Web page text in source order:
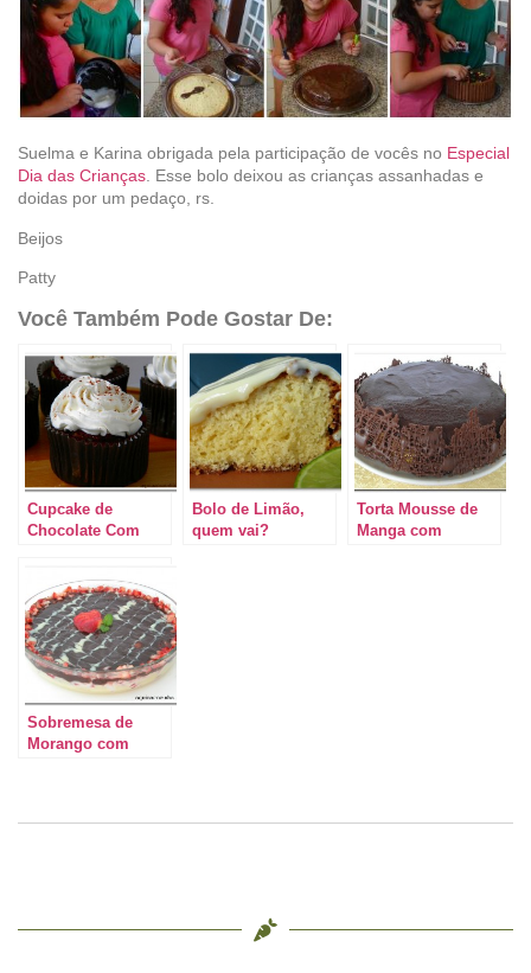
Suelma e Karina obrigada pela participação de vocês no Especial
Dia das Crianças. Esse bolo deixou as crianças assanhadas e
doidas por um pedaço, rs.
Beijos
Patty
Você Também Pode Gostar De:
Cupcake de
Chocolate Com
Bolo de Limão,
quem vai?
Torta Mousse de
Manga com
Sobremesa de
Morango com